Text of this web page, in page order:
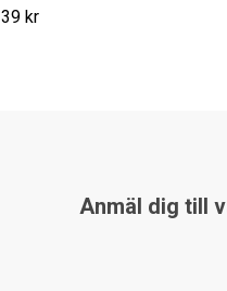
39 kr
Anmäl dig till